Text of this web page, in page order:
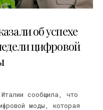
об успехе
цифровой
сообщила, что
моды, которая